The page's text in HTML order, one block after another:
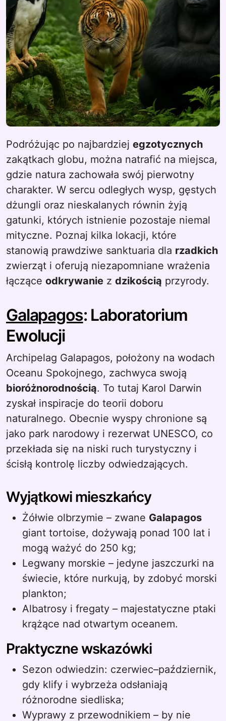
Podróżując po najbardziej egzotycznych
zakątkach globu, można natrafić na miejsca,
gdzie natura zachowała swój pierwotny
charakter. W sercu odległych wysp, gęstych
dżungli oraz nieskalanych równin żyją
gatunki, których istnienie pozostaje niemal
mityczne. Poznaj kilka lokacji, które
stanowią prawdziwe sanktuaria dla rzadkich
zwierząt i oferują niezapomniane wrażenia
łączące odkrywanie z dzikością przyrody.
Galapagos: Laboratorium
Ewolucji
Archipelag Galapagos, położony na wodach
Oceanu Spokojnego, zachwyca swoją
bioróżnorodnością. To tutaj Karol Darwin
zyskał inspiracje do teorii doboru
naturalnego. Obecnie wyspy chronione są
jako park narodowy i rezerwat UNESCO, co
przekłada się na niski ruch turystyczny i
ścisłą kontrolę liczby odwiedzających.
Wyjątkowi mieszkańcy
Żółwie olbrzymie – zwane Galapagos
giant tortoise, dożywają ponad 100 lat i
mogą ważyć do 250 kg;
Legwany morskie – jedyne jaszczurki na
świecie, które nurkują, by zdobyć morski
plankton;
Albatrosy i fregaty – majestatyczne ptaki
krążące nad otwartym oceanem.
Praktyczne wskazówki
Sezon odwiedzin: czerwiec–październik,
gdy klify i wybrzeża odsłaniają
różnorodne siedliska;
Wyprawy z przewodnikiem – by nie